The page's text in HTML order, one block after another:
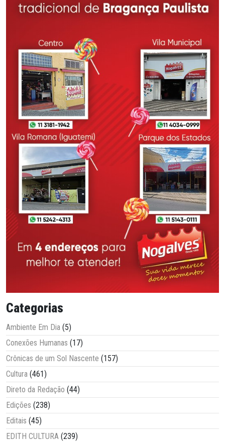
Categorias
Ambiente Em Dia (5)
Conexões Humanas (17)
Crônicas de um Sol Nascente (157)
Cultura (461)
Direto da Redação (44)
Edições (238)
Editais (45)
EDITH CULTURA (239)